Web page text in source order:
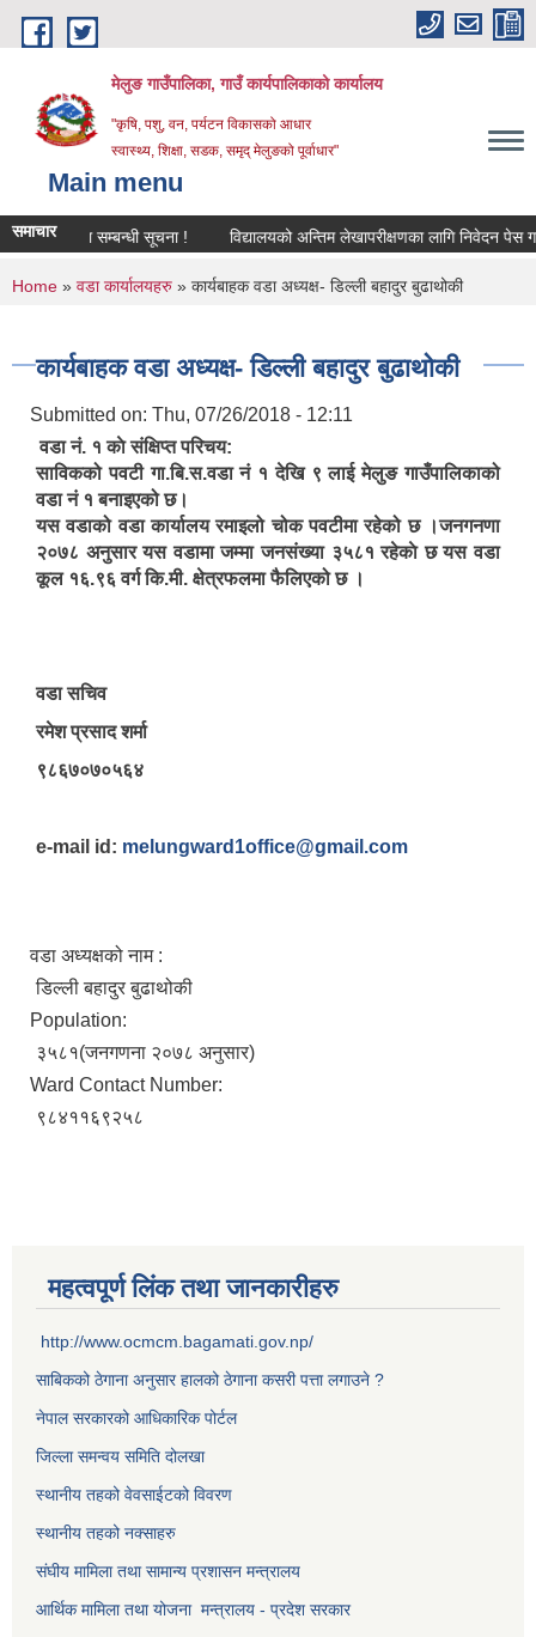
Skip to main content
मेलुङ गाउँपालिका, गाउँ कार्यपालिकाको कार्यालय
"कृषि, पशु, वन, पर्यटन विकासको आधार
स्वास्थ्य, शिक्षा, सडक, समृद् मेलुङको पूर्वाधार"
Main menu
समाचार
आवश्‍यकता सम्बन्धी सूचना ! विद्यालयको अन्तिम लेखापरीक्षणका लागि निवेदन पेस गर्ने
You are here
Home » वडा कार्यालयहरु » कार्यबाहक वडा अध्यक्ष- डिल्ली बहादुर बुढाथोकी
कार्यबाहक वडा अध्यक्ष- डिल्ली बहादुर बुढाथोकी
Submitted on: Thu, 07/26/2018 - 12:11
वडा नं. १ काे संक्षिप्त परिचय:
साविकको पवटी गा.बि.स.वडा नं १ देखि ९ लाई मेलुङ गाउँपालिकाको
वडा नं १ बनाइएको छ।
यस वडाको वडा कार्यालय रमाइलो चोक पवटीमा रहेको छ ।जनगनणा
२०७८ अनुसार यस वडामा जम्मा जनसंख्या ३५८१ रहेकाे छ यस वडा
कूल १६.९६ वर्ग कि.मी. क्षेत्रफलमा फैलिएको छ ।
वडा सचिव
रमेश प्रसाद शर्मा
९८६७०७०५६४
e-mail id: melungward1office@gmail.com
वडा अध्यक्षको नाम :
डिल्ली बहादुर बुढाथोकी
Population:
३५८१(जनगणना २०७८ अनुसार)
Ward Contact Number:
९८४११६९२५८
महत्वपूर्ण लिंक तथा जानकारीहरु
http://www.ocmcm.bagamati.gov.np/
साबिकको ठेगाना अनुसार हालको ठेगाना कसरी पत्ता लगाउने ?
नेपाल सरकारको आधिकारिक पोर्टल
जिल्ला समन्वय समिति दोलखा
स्थानीय तहको वेवसाईटको विवरण
स्थानीय तहको नक्साहरु
संघीय मामिला तथा सामान्य प्रशासन मन्त्रालय
आर्थिक मामिला तथा योजना मन्त्रालय - प्रदेश सरकार